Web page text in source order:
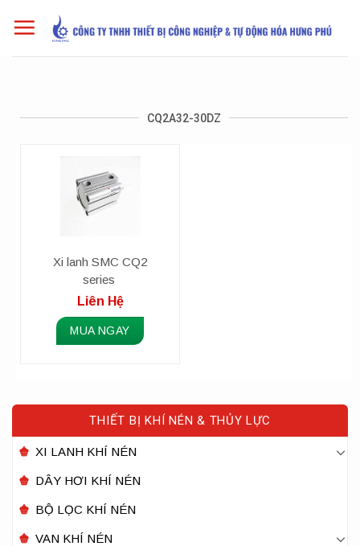
CQ2A32-30DZ
Xi lanh SMC CQ2
series
Liên Hệ
MUA NGAY
THIẾT BỊ KHÍ NÉN & THỦY LỰC
XI LANH KHÍ NÉN
DÂY HƠI KHÍ NÉN
BỘ LỌC KHÍ NÉN
VAN KHÍ NÉN